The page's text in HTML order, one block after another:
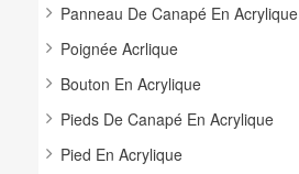
Panneau De Canapé En Acrylique
Poignée Acrlique
Bouton En Acrylique
Pieds De Canapé En Acrylique
Pied En Acrylique